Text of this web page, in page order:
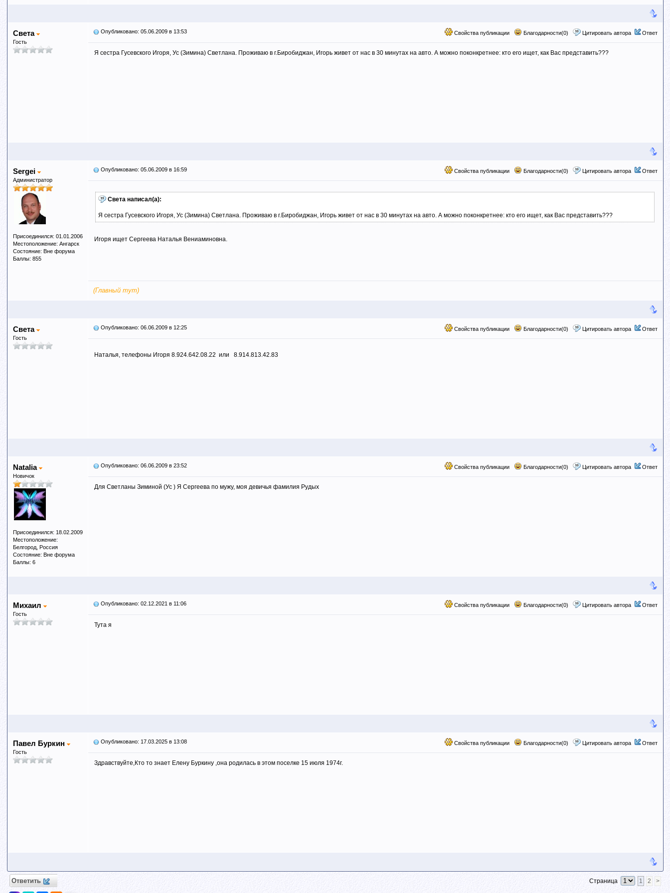
Света
Гость
Свойства публикации Благодарности(0) Цитировать автора Ответ
Опубликовано: 05.06.2009 в 13:53
Я сестра Гусевского Игоря, Ус (Зимина) Светлана. Проживаю в г.Биробиджан, Игорь живет от нас в 30 минутах на авто. А можно поконкретнее: кто его ищет, как Вас представить???
Sergei
Администратор
Присоединился: 01.01.2006
Местоположение: Ангарск
Состояние: Вне форума
Баллы: 855
Свойства публикации Благодарности(0) Цитировать автора Ответ
Опубликовано: 05.06.2009 в 16:59
Света написал(а):
Я сестра Гусевского Игоря, Ус (Зимина) Светлана. Проживаю в г.Биробиджан, Игорь живет от нас в 30 минутах на авто. А можно поконкретнее: кто его ищет, как Вас представить???
Игоря ищет Сергеева Наталья Вениаминовна.
(Главный тут)
Света
Гость
Свойства публикации Благодарности(0) Цитировать автора Ответ
Опубликовано: 06.06.2009 в 12:25
Наталья, телефоны Игоря 8.924.642.08.22 или 8.914.813.42.83
Natalia
Новичок
Присоединился: 18.02.2009
Местоположение:
Белгород, Россия
Состояние: Вне форума
Баллы: 6
Свойства публикации Благодарности(0) Цитировать автора Ответ
Опубликовано: 06.06.2009 в 23:52
Для Светланы Зиминой (Ус ) Я Сергеева по мужу, моя девичья фамилия Рудых
Михаил
Гость
Свойства публикации Благодарности(0) Цитировать автора Ответ
Опубликовано: 02.12.2021 в 11:06
Тута я
Павел Буркин
Гость
Свойства публикации Благодарности(0) Цитировать автора Ответ
Опубликовано: 17.03.2025 в 13:08
Здравствуйте,Кто то знает Елену Буркину ,она родилась в этом поселке 15 июля 1974г.
Ответить Страница 1 2 >